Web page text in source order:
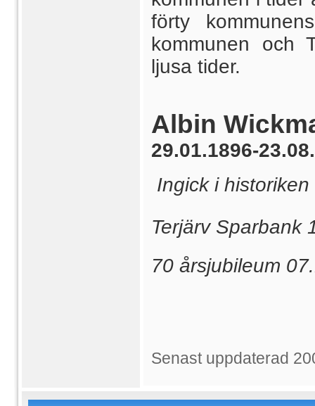
förty
kommunen och
ljusa tider.
Albin
29.01.1896-
Ingick i historiken
Terjärv Sparbank
70 årsjubileum
Senast uppdaterad